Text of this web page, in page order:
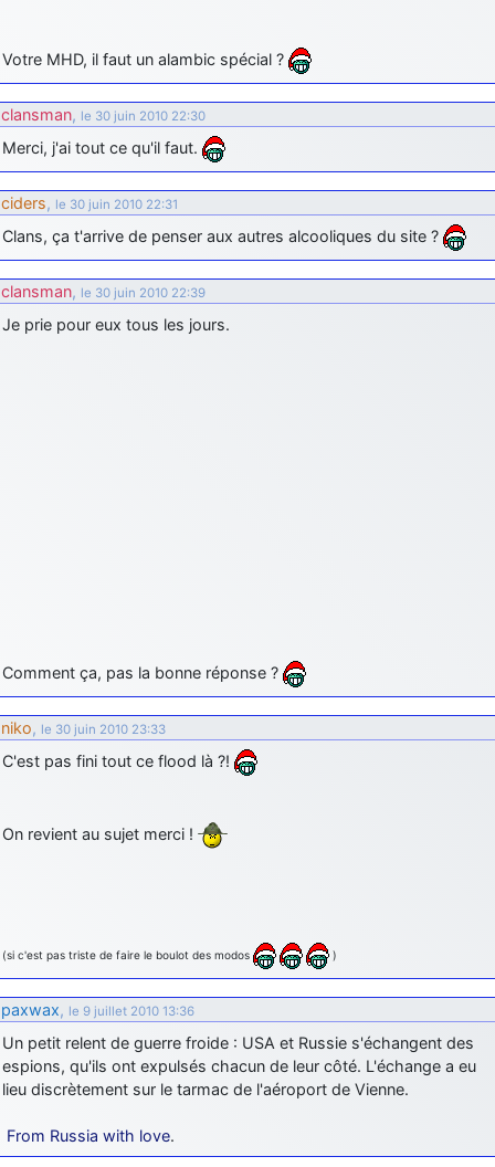
Votre MHD, il faut un alambic spécial ?
clansman, le 30 juin 2010 22:30
Merci, j'ai tout ce qu'il faut.
ciders, le 30 juin 2010 22:31
Clans, ça t'arrive de penser aux autres alcooliques du site ?
clansman, le 30 juin 2010 22:39
Je prie pour eux tous les jours.
Comment ça, pas la bonne réponse ?
niko, le 30 juin 2010 23:33
C'est pas fini tout ce flood là ?!
On revient au sujet merci !
(si c'est pas triste de faire le boulot des modos )
paxwax, le 9 juillet 2010 13:36
Un petit relent de guerre froide : USA et Russie s'échangent des
espions, qu'ils ont expulsés chacun de leur côté. L'échange a eu
lieu discrètement sur le tarmac de l'aéroport de Vienne.
From Russia with love.